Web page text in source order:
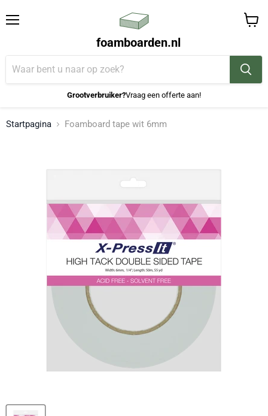
foamboarden.nl
Grootverbruiker?Vraag een offerte aan!
Startpagina Foamboard tape wit 6mm